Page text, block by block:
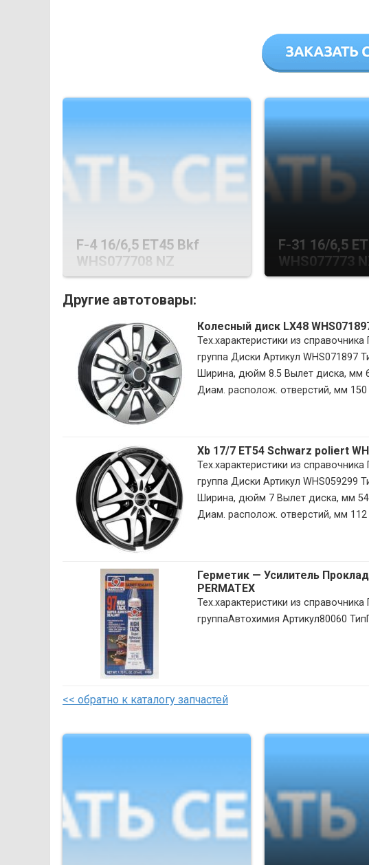
F-4 16/6,5 ET45 Bkf
WHS077708 NZ
F-31 16/6,5
WHS077773
Другие автотовары:
Колесный диск LX48
Тех.характеристики из
группа Диски Артикул
Ширина, дюйм 8.5 Вылет диска, мм
Диам. располож. отверстий, мм 150
Xb 17/7 ET54 Schwarz poliert
Тех.характеристики из
группа Диски Артикул
Ширина, дюйм 7 Вылет диска, мм
Диам. располож. отверстий, мм 112
Герметик — Усилитель
PERMATEX
Тех.характеристики из
группаАвтохимия Артикул80060
<< обратно к каталогу запчастей